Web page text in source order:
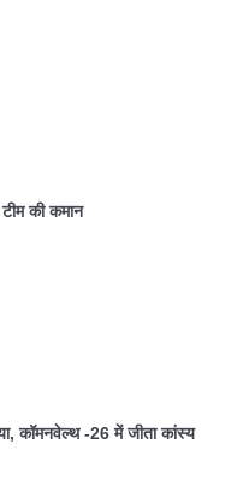
की कमान
कॉमनवेल्थ -26 में जीता कांस्य